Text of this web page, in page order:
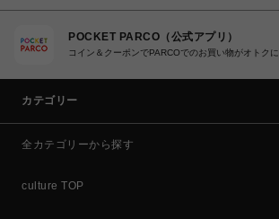
POCKET PARCO（公式アプリ）
コイン＆クーポンでPARCOでのお買い物がオトクに
カテゴリー
全カテゴリーから探す
culture TOP